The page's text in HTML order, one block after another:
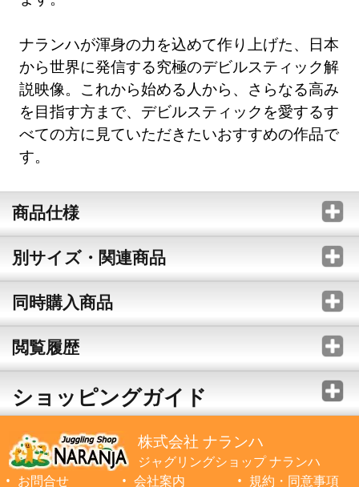
ナランハが渾身の力を込めて作り上げた、日本
から世界に発信する究極のデビルスティック解
説映像。これから始める人から、さらなる高み
を目指す方まで、デビルスティックを愛するす
べての方に見ていただきたいおすすめの作品で
す。
商品仕様
別サイズ・関連商品
同時購入商品
閲覧履歴
ショッピングガイド
株式会社 ナランハ
ジャグリングショップ ナランハ
お問合せ
会社案内 規約・同意事項